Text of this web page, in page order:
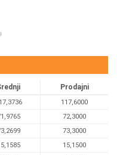
Prodajni
117,6000
72,3000
73,3000
15,1500